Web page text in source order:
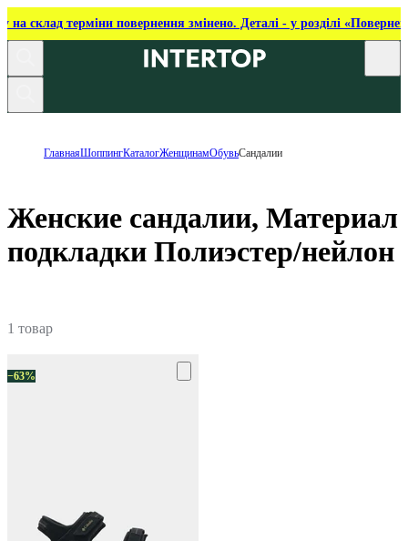
на склад терміни повернення змінено. Деталі - у розділі
ГлавнаяШоппингКаталогЖенщинамОбувьСандалии
Женские сандалии, Материал
подкладки Полиэстер/нейлон
1 товар
−63%